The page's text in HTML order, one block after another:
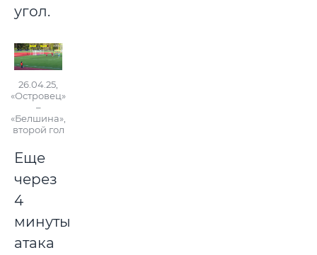
угол.
26.04.25,
«Островец»
–
«Белшина»,
второй гол
Еще
через
4
минуты
атака